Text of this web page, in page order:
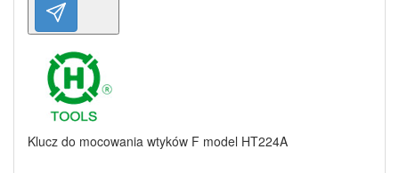
Klucz do mocowania wtyków F model HT224A